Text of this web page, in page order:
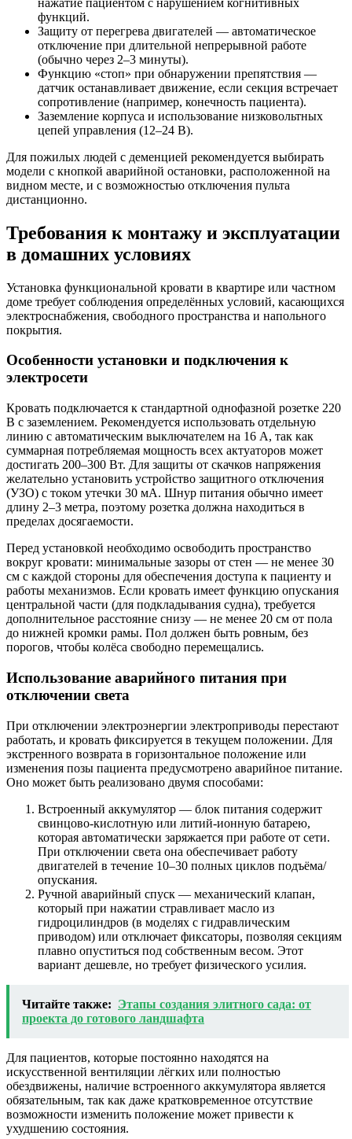
функций.
Защиту от перегрева двигателей — автоматическое
отключение при длительной непрерывной работе
(обычно через 2–3 минуты).
Функцию «стоп» при обнаружении препятствия —
датчик останавливает движение, если секция встречает
сопротивление (например, конечность пациента).
Заземление корпуса и использование низковольтных
цепей управления (12–24 В).
Для пожилых людей с деменцией рекомендуется выбирать
модели с кнопкой аварийной остановки, расположенной на
видном месте, и с возможностью отключения пульта
дистанционно.
Требования к монтажу и эксплуатации
в домашних условиях
Установка функциональной кровати в квартире или частном
доме требует соблюдения определённых условий, касающихся
электроснабжения, свободного пространства и напольного
покрытия.
Особенности установки и подключения к
электросети
Кровать подключается к стандартной однофазной розетке 220
В с заземлением. Рекомендуется использовать отдельную
линию с автоматическим выключателем на 16 А, так как
суммарная потребляемая мощность всех актуаторов может
достигать 200–300 Вт. Для защиты от скачков напряжения
желательно установить устройство защитного отключения
(УЗО) с током утечки 30 мА. Шнур питания обычно имеет
длину 2–3 метра, поэтому розетка должна находиться в
пределах досягаемости.
Перед установкой необходимо освободить пространство
вокруг кровати: минимальные зазоры от стен — не менее 30
см с каждой стороны для обеспечения доступа к пациенту и
работы механизмов. Если кровать имеет функцию опускания
центральной части (для подкладывания судна), требуется
дополнительное расстояние снизу — не менее 20 см от пола
до нижней кромки рамы. Пол должен быть ровным, без
порогов, чтобы колёса свободно перемещались.
Использование аварийного питания при
отключении света
При отключении электроэнергии электроприводы перестают
работать, и кровать фиксируется в текущем положении. Для
экстренного возврата в горизонтальное положение или
изменения позы пациента предусмотрено аварийное питание.
Оно может быть реализовано двумя способами:
Встроенный аккумулятор — блок питания содержит
свинцово-кислотную или литий-ионную батарею,
которая автоматически заряжается при работе от сети.
При отключении света она обеспечивает работу
двигателей в течение 10–30 полных циклов подъёма/
опускания.
Ручной аварийный спуск — механический клапан,
который при нажатии стравливает масло из
гидроцилиндров (в моделях с гидравлическим
приводом) или отключает фиксаторы, позволяя секциям
плавно опуститься под собственным весом. Этот
вариант дешевле, но требует физического усилия.
Читайте также: Этапы создания элитного сада: от
проекта до готового ландшафта
Для пациентов, которые постоянно находятся на
искусственной вентиляции лёгких или полностью
обездвижены, наличие встроенного аккумулятора является
обязательным, так как даже кратковременное отсутствие
возможности изменить положение может привести к
ухудшению состояния.